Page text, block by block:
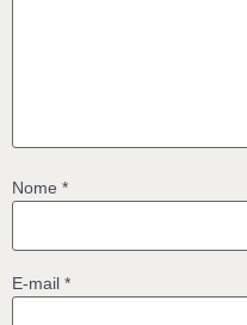
Nome *
E-mail *